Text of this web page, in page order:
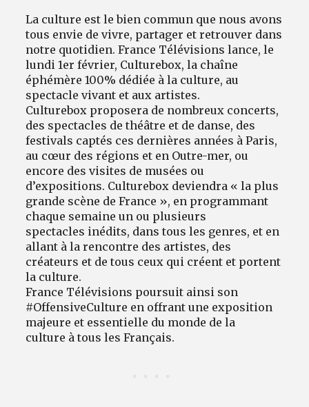
La culture est le bien commun que nous avons
tous envie de vivre, partager et retrouver dans
notre quotidien. France Télévisions lance, le
lundi 1er février, Culturebox, la chaîne
éphémère 100% dédiée à la culture, au
spectacle vivant et aux artistes.
Culturebox proposera de nombreux concerts,
des spectacles de théâtre et de danse, des
festivals captés ces dernières années à Paris,
au cœur des régions et en Outre-mer, ou
encore des visites de musées ou
d’expositions. Culturebox deviendra « la plus
grande scène de France », en programmant
chaque semaine un ou plusieurs
spectacles inédits, dans tous les genres, et en
allant à la rencontre des artistes, des
créateurs et de tous ceux qui créent et portent
la culture.
France Télévisions poursuit ainsi son
#OffensiveCulture en offrant une exposition
majeure et essentielle du monde de la
culture à tous les Français.